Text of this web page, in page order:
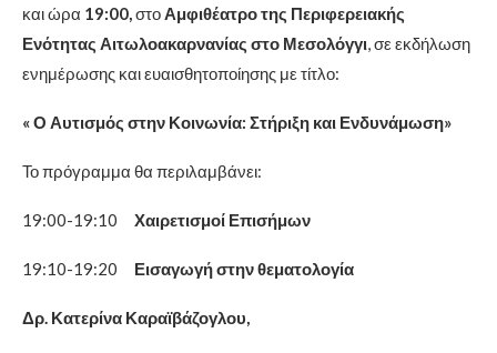
και ώρα 19:00,στοΑμφιθέατρο της Περιφερειακής
Ενότητας Αιτωλοακαρνανίας στο Μεσολόγγι, σε εκδήλωση
ενημέρωσης και ευαισθητοποίησης με τίτλο:
« Ο Αυτισμός στην Κοινωνία: Στήριξη και Ενδυνάμωση»
Το πρόγραμμα θα περιλαμβάνει:
19:00-19:10 Χαιρετισμοί Επισήμων
19:10-19:20 Εισαγωγή στην θεματολογία
Δρ. Κατερίνα Καραϊβάζογλου,